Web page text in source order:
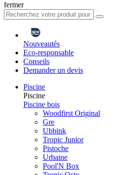
fermer
Nouveautés
Eco-responsable
Conseils
Demander un devis
Piscine
Piscine
Piscine bois
Woodfirst Original
Gre
Ubbink
Tropic Junior
Pistoche
Urbaine
Pool'N Box